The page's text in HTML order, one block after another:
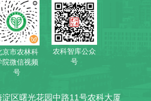
京市农林科
院微信视频
号
农科智库公众
号
区曙光花园中路11号农科大厦